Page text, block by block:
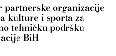
partnerske organizacije
kulture i sporta za
tehničku podršku
BiH